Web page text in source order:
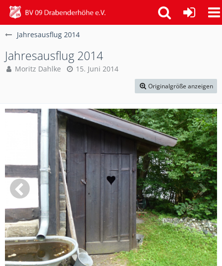
Jahresausflug 2014
Jahresausflug 2014
Moritz Dahlke 15. Juni 2014
Originalgröße anzeigen